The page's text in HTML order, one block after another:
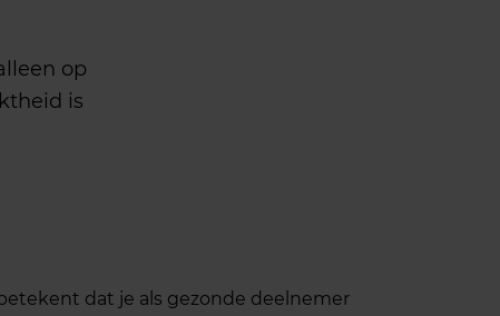
op
is
betekent dat je als gezonde deelnemer